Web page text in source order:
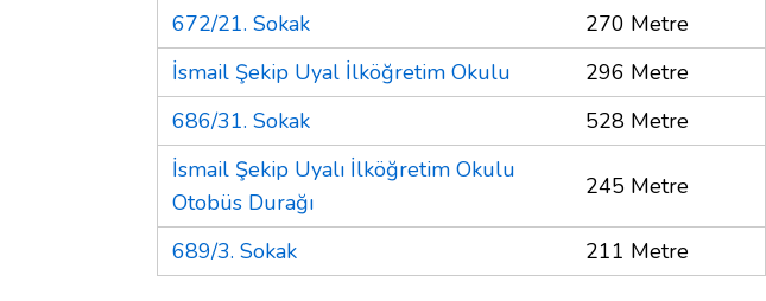
672/21. Sokak
270 Metre
İsmail Şekip Uyal İlköğretim Okulu
296 Metre
686/31. Sokak
528 Metre
İsmail Şekip Uyalı İlköğretim Okulu
Otobüs Durağı
245 Metre
689/3. Sokak 211 Metre